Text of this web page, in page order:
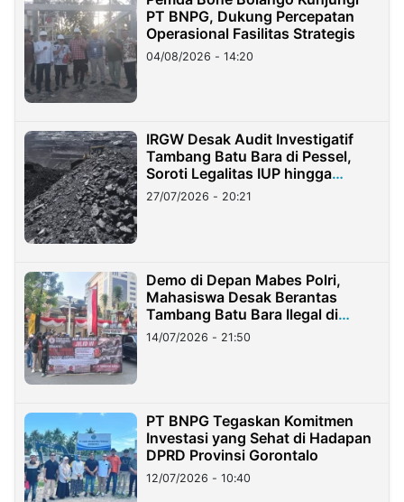
PT BNPG, Dukung Percepatan
Operasional Fasilitas Strategis
04/08/2026 - 14:20
IRGW Desak Audit Investigatif
Tambang Batu Bara di Pessel,
Soroti Legalitas IUP hingga
Stockpile
27/07/2026 - 20:21
Demo di Depan Mabes Polri,
Mahasiswa Desak Berantas
Tambang Batu Bara Ilegal di
Lampung
14/07/2026 - 21:50
PT BNPG Tegaskan Komitmen
Investasi yang Sehat di Hadapan
DPRD Provinsi Gorontalo
12/07/2026 - 10:40